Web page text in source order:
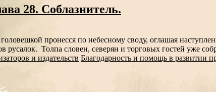
28. Соблазнитель.
пронесся по небесному своду, оглашая
русалок. Толпа словен, северян и торговых гостей уже
и издательств Благодарность и помощь в развитии